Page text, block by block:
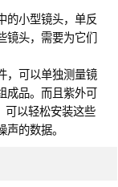
的小型镜头，单反
镜头，需要为它们
，可以单独测量镜
成品。而且紫外可
可以轻松安装这些
的数据。